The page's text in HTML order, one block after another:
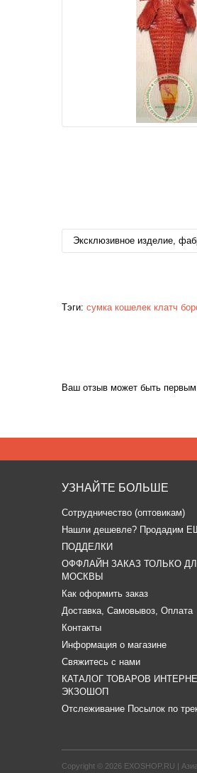
Эксклюзивное изделие,
Тэги: сумка кошелек клатч
Ваш отзыв может быть первым.
УЗНАЙТЕ БОЛЬШЕ
Сотрудничество (оптовикам)
​Нашли дешевле? Продадим
ПОДДЕЛКИ
ОФФЛАЙН ЗАКАЗ ТОЛЬКО
МОСКВЫ
Как оформить заказ
Доставка, Самовывоз, Оплата
Контакты
Информация о магазине
Свяжитесь с нами
КАТАЛОГ ТОВАРОВ
ЭКЗОШОП
Отслеживание Посылок по
Copyright © 2026 EXOSHOP.RU |